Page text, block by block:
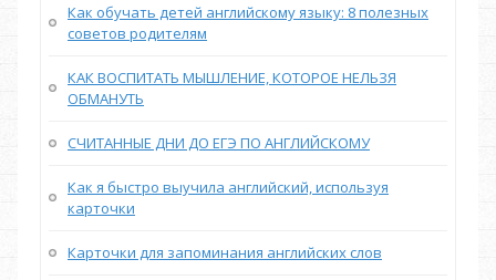
Как обучать детей английскому языку: 8 полезных
советов родителям
КАК ВОСПИТАТЬ МЫШЛЕНИЕ, КОТОРОЕ НЕЛЬЗЯ
ОБМАНУТЬ
СЧИТАННЫЕ ДНИ ДО ЕГЭ ПО АНГЛИЙСКОМУ
Как я быстро выучила английский, используя
карточки
Карточки для запоминания английских слов